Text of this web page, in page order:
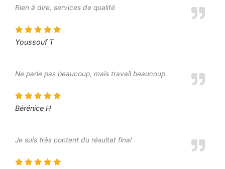
Rien à dire, services de qualité
Youssouf T
Ne parle pas beaucoup, mais travail beaucoup
Bérénice H
Je suis très content du résultat final